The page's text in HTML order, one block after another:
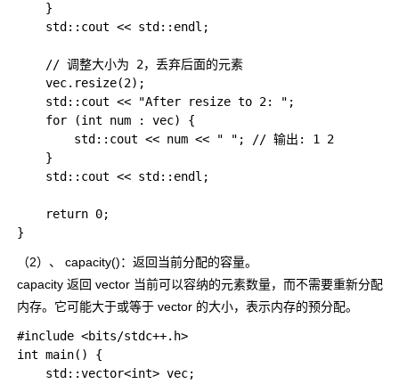
    }
    std::cout << std::endl;
    // 调整大小为 2，丢弃后面的元素
    vec.resize(2);
    std::cout << "After resize to 2: ";
    for (int num : vec) {
        std::cout << num << " "; // 输出: 1 2
    }
    std::cout << std::endl;
    return 0;
（2）、 capacity()：返回当前分配的容量。
capacity 返回 vector 当前可以容纳的元素数量，而不需要重新分配
内存。它可能大于或等于 vector 的大小，表示内存的预分配。
#include <bits/stdc++.h>
int main() {
    std::vector<int> vec;